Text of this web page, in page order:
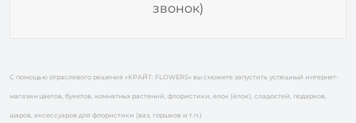
звонок)
С помощью отраслевого решения «КРАЙТ: FLOWERS» вы сможете запустить успешный интернет-
магазин цветов, букетов, комнатных растений, флористики, елок (ёлок), сладостей, подарков,
шаров, аксессуаров для флористики (ваз, горшков и т.п.)